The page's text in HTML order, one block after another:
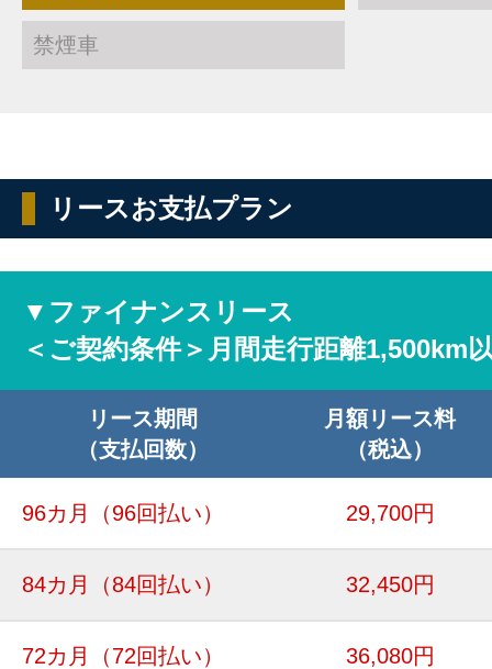
禁煙車
リースお支払プラン
▼ファイナンスリース
＜ご契約条件＞月間走行距離1,500km
リース期間
（支払回数）
月額リース料
（税込）
96カ月 （96回払い） 29,700円
84カ月 （84回払い） 32,450円
72カ月 （72回払い） 36,080円